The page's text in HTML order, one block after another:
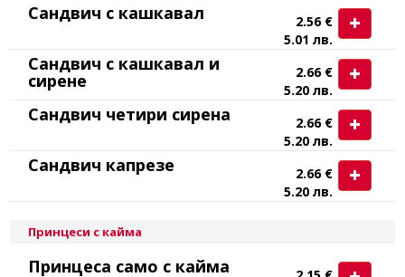
Сандвич с кашкавал
2.56 €
5.01 лв.
Сандвич с кашкавал и
сирене
2.66 €
5.20 лв.
Сандвич четири сирена
2.66 €
5.20 лв.
Сандвич капрезе
2.66 €
5.20 лв.
Принцеси с кайма
Принцеса само с кайма